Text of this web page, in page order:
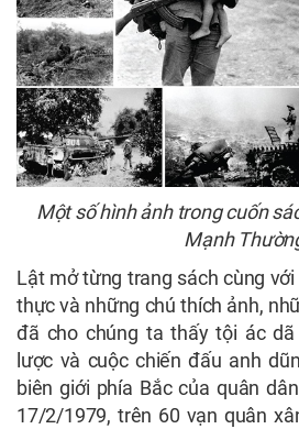
Một số hình ảnh trong cuốn
Mạnh
Lật mở từng trang sách cùng
thực và những chú thích ảnh,
đã cho chúng ta thấy tội ác
lược và cuộc chiến đấu anh
biên giới phía Bắc của quân
17/2/1979, trên 60 vạn quân